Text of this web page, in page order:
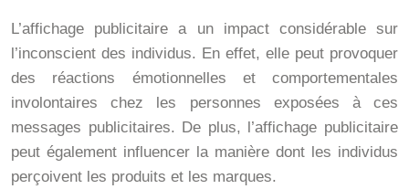
L’affichage publicitaire a un impact considérable sur
l’inconscient des individus. En effet, elle peut provoquer
des réactions émotionnelles et comportementales
involontaires chez les personnes exposées à ces
messages publicitaires. De plus, l’affichage publicitaire
peut également influencer la manière dont les individus
perçoivent les produits et les marques.